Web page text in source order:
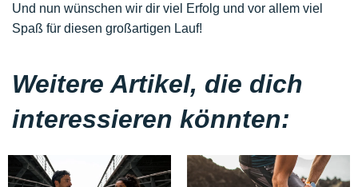
Und nun wünschen wir dir viel Erfolg und vor allem viel
Spaß für diesen großartigen Lauf!
Weitere Artikel, die dich
interessieren könnten: